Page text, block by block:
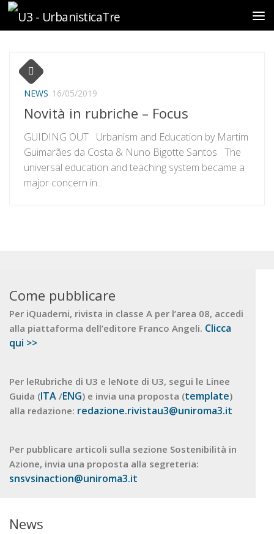
Sotto il contenuto
NEWS 16/05/2019
Novità in rubriche – Focus
GUIDING OUT Urbanism and Education by Martim
Guimarães da Costa & Nuno Bigotte Santos The
universal education and teaching system became a
major concern in...
Come pubblicare
Per iQuaderni, rivista in classe A per l’area 08, accedi
alla piattaforma dell’editore Franco Angeli. Clicca
qui >>
Per leRubriche di U3 e leNote di U3, segui le Linee
Guida (ITA /ENG) e invia una proposta (template)
alla redazione: redazione.rivistau3@uniroma3.it
Per pubblicare articoli sulla sezione Sostenibilità in
Azione, invia una proposta alla segreteria:
snsvsinaction@uniroma3.it
News